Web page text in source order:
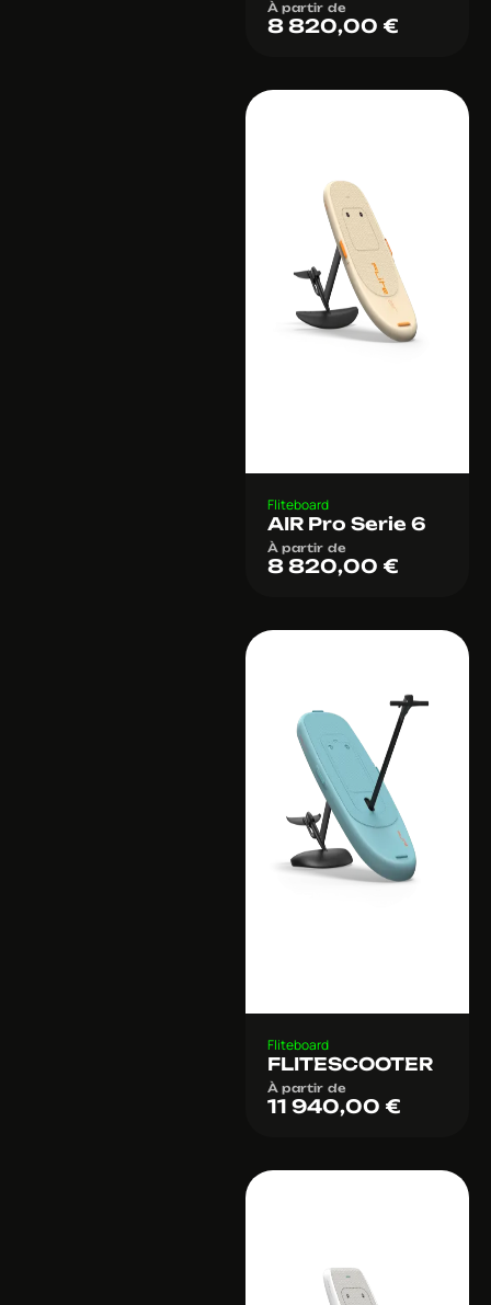
À partir de
8 820,00 €
Fliteboard
AIR Pro Serie 6
À partir de
8 820,00 €
Fliteboard
FLITESCOOTER
À partir de
11 940,00 €